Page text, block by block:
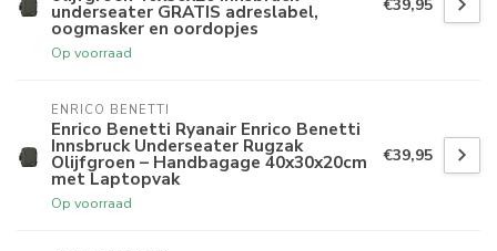
underseater GRATIS adreslabel,
oogmasker en oordopjes
Op voorraad
€39,95
ENRICO BENETTI
Enrico Benetti Ryanair Enrico Benetti
Innsbruck Underseater Rugzak
Olijfgroen – Handbagage 40x30x20cm
met Laptopvak
Op voorraad
€39,95